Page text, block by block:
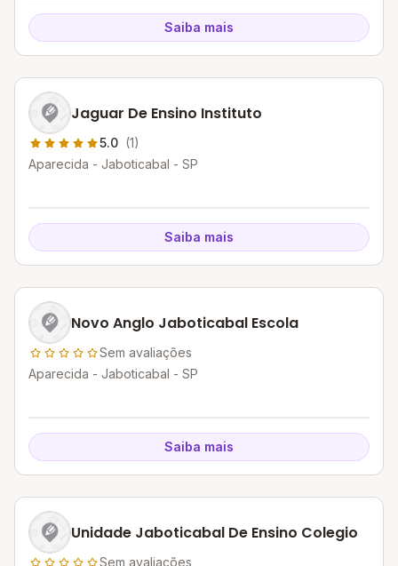
Saiba mais
Jaguar De Ensino Instituto
5.0 (1)
Aparecida - Jaboticabal - SP
Saiba mais
Novo Anglo Jaboticabal Escola
Sem avaliações
Aparecida - Jaboticabal - SP
Saiba mais
Unidade Jaboticabal De Ensino Colegio
Sem avaliações